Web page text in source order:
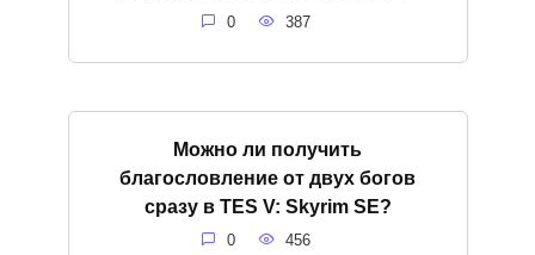
0 387
Можно ли получить
благословление от двух богов
сразу в TES V: Skyrim SE?
0 456